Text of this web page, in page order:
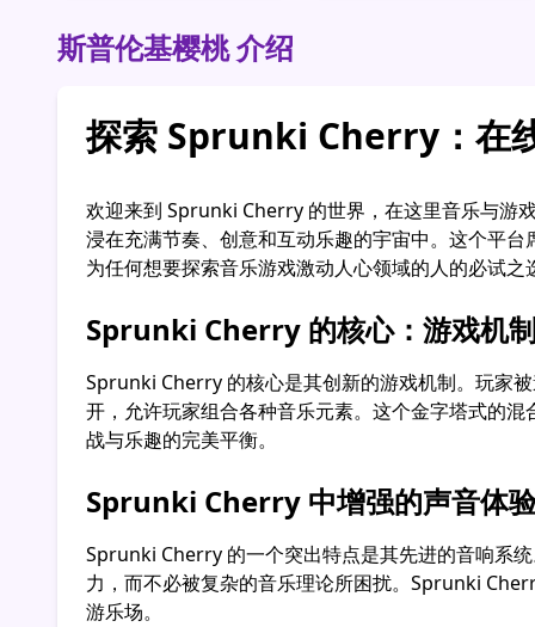
斯普伦基樱桃 介绍
探索 Sprunki Cherry：在
欢迎来到 Sprunki Cherry 的世界，在这里音乐与游
浸在充满节奏、创意和互动乐趣的宇宙中。这个平
为任何想要探索音乐游戏激动人心领域的人的必试之
Sprunki Cherry 的核心：游戏机
Sprunki Cherry 的核心是其创新的游戏机制。玩家
开，允许玩家组合各种音乐元素。这个金字塔式的
战与乐趣的完美平衡。
Sprunki Cherry 中增强的声音体
Sprunki Cherry 的一个突出特点是其先进的音响系
力，而不必被复杂的音乐理论所困扰。Sprunki
游乐场。